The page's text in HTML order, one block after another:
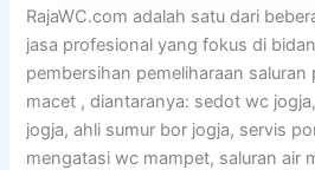
RajaWC.com adalah satu dari
jasa profesional yang fokus di
pembersihan pemeliharaan
macet , diantaranya: sedot wc
jogja, ahli sumur bor jogja, servis
mengatasi wc mampet, saluran air